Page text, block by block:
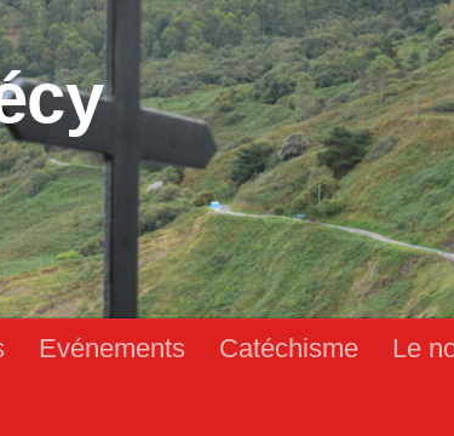
Evénements Catéchisme
Le